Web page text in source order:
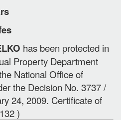
has been protected in
Property Department
National Office of
the Decision No. 3737 /
24, 2009. Certificate of
)